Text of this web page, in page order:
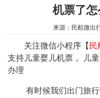
机票了
来源：民航微出
关注微信小程序【 民
支持儿童婴儿机票， 儿
办理
有时候我们出门旅行